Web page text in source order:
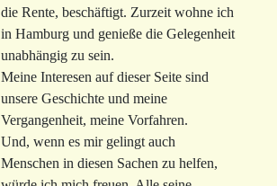
die Rente, beschäftigt. Zurzeit wohne ich
in Hamburg und genieße die Gelegenheit
unabhängig zu sein.
Meine Interesen auf dieser Seite sind
unsere Geschichte und meine
Vergangenheit, meine Vorfahren.
Und, wenn es mir gelingt auch
Menschen in diesen Sachen zu helfen,